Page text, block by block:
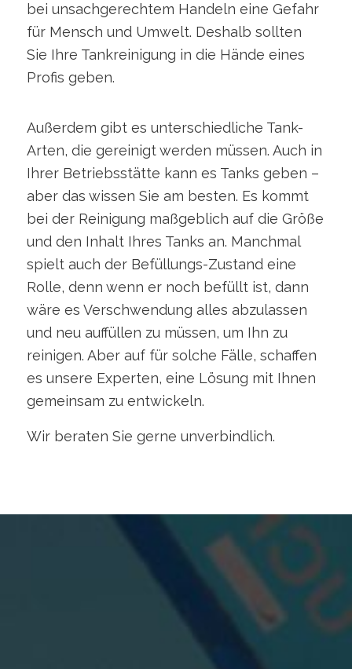
bei unsachgerechtem Handeln eine Gefahr
für Mensch und Umwelt. Deshalb sollten
Sie Ihre Tankreinigung in die Hände eines
Profis geben.
Außerdem gibt es unterschiedliche Tank-
Arten, die gereinigt werden müssen. Auch in
Ihrer Betriebsstätte kann es Tanks geben –
aber das wissen Sie am besten. Es kommt
bei der Reinigung maßgeblich auf die Größe
und den Inhalt Ihres Tanks an. Manchmal
spielt auch der Befüllungs-Zustand eine
Rolle, denn wenn er noch befüllt ist, dann
wäre es Verschwendung alles abzulassen
und neu auffüllen zu müssen, um Ihn zu
reinigen. Aber auf für solche Fälle, schaffen
es unsere Experten, eine Lösung mit Ihnen
gemeinsam zu entwickeln.
Wir beraten Sie gerne unverbindlich.